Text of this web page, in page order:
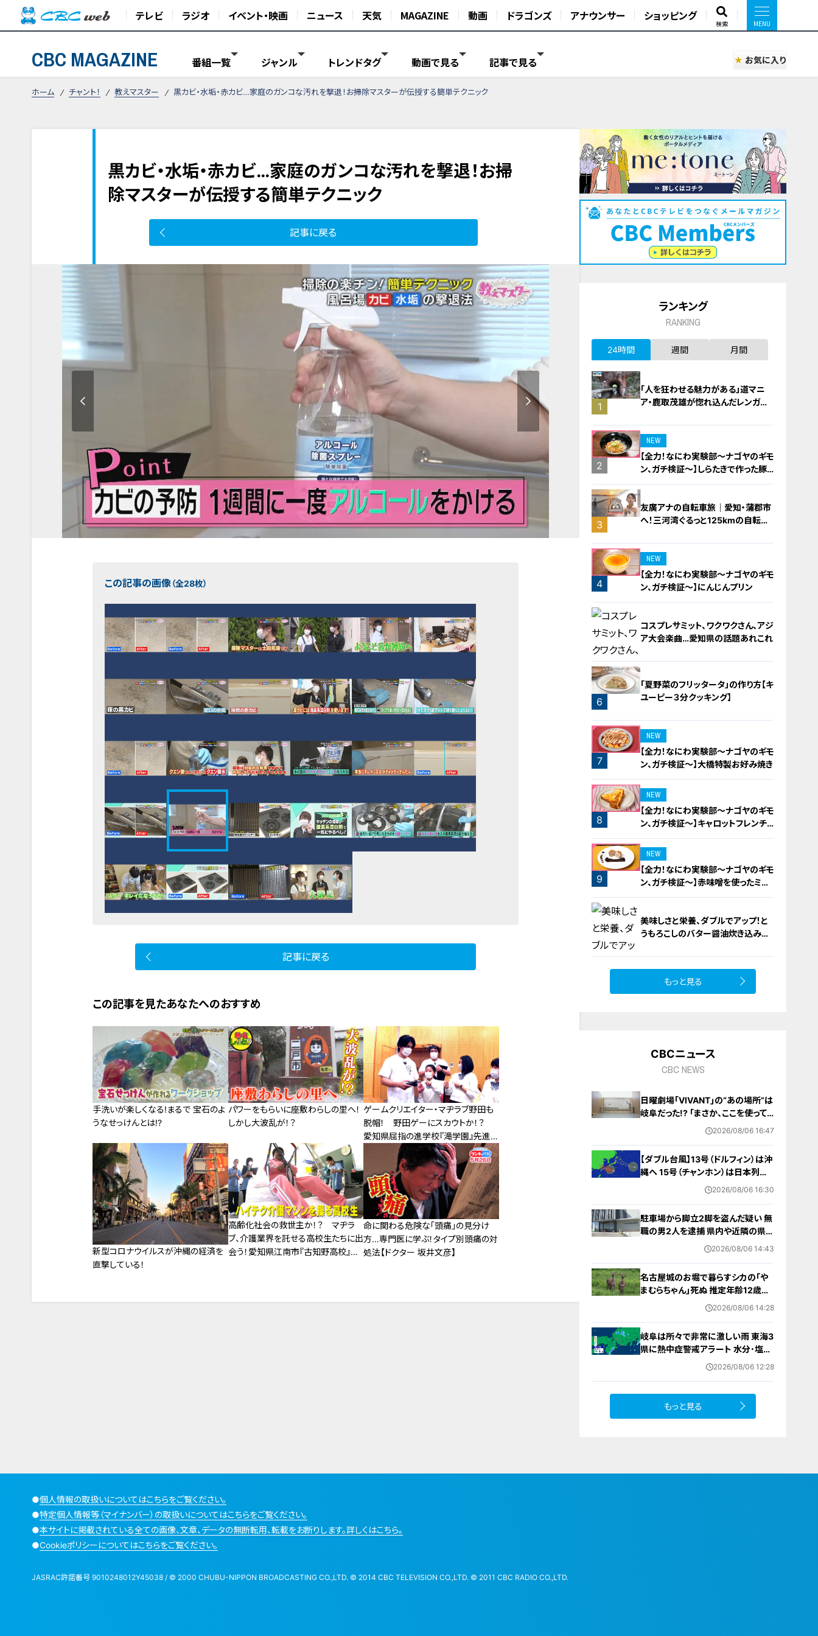
テレビ ラジオ イベント・映画 ニュース 天気 MAGAZINE 動画 ドラゴンズ アナウンサー ショッピング
検索
CBC MAGAZINE 番組一覧 ジャンル トレンドタグ 動画で見る 記事で見る お気に入り
ホーム チャント！ 教えマスター 黒カビ・水垢・赤カビ…家庭のガンコな汚れを撃退！お掃除マスターが伝授する簡単テクニック
黒カビ・水垢・赤カビ…家庭のガンコな汚れを撃退！お掃
除マスターが伝授する簡単テクニック
記事に戻る
この記事の画像（全28枚）
記事に戻る
この記事を見たあなたへのおすすめ
手洗いが楽しくなる!まるで 宝石のよ
うなせっけんとは!?
パワーをもらいに座敷わらしの里へ！
しかし大波乱が！？
ゲームクリエイター・マヂラブ野田も
脱帽！ 野田ゲーにスカウトか！？
愛知県屈指の進学校『滝学園』先進
技術研究部にマヂラブが向かった！
新型コロナウイルスが沖縄の経済を
直撃している！
高齢化社会の救世主か！？ マヂラ
ブ、介護業界を託せる高校生たちに出
会う！愛知県江南市『古知野高校』福
命に関わる危険な「頭痛」の見分け
方…専門医に学ぶ！タイプ別頭痛の対
処法【ドクター 坂井文彦】
ランキング
RANKING
24時間 週間 月間
1
「人を狂わせる魅力がある」道マニ
ア・鹿取茂雄が惚れ込んだレンガの
2
NEW
【全力！なにわ実験部～ナゴヤのギモ
ン、ガチ検証～】しらたきで作った豚
バラミンチの油そば
3
友廣アナの自転車旅｜愛知・蒲郡市
へ！三河湾ぐるっと125kmの自転車
4
NEW
【全力！なにわ実験部～ナゴヤのギモ
ン、ガチ検証～】にんじんプリン
5
コスプレサミット、ワクワクさん、アジ
ア大会楽曲…愛知県の話題あれこれ
6
「夏野菜のフリッタータ」の作り方【キ
ユーピー３分クッキング】
7
NEW
【全力！なにわ実験部～ナゴヤのギモ
ン、ガチ検証～】大橋特製お好み焼き
8
NEW
【全力！なにわ実験部～ナゴヤのギモ
ン、ガチ検証～】キャロットフレンチ
ロースト
9
NEW
【全力！なにわ実験部～ナゴヤのギモ
ン、ガチ検証～】赤味噌を使ったミル
フィーユ味噌トンカツ
美味しさと栄養、ダブルでアップ！と
うもろこしのバター醤油炊き込みご
もっと見る
CBCニュース
CBC NEWS
日曜劇場｢VIVANT｣の“あの場所”は
岐阜だった!? ｢まさか、ここを使って
いるとは…｣ ロケ地にはファンの姿
2026/08/06 16:47
【ダブル台風】13号（ドルフィン）は沖
縄へ 15号（チャンホン）は日本列島
接近か その後を追う“雨雲”も日本へ
2026/08/06 16:30
駐車場から脚立2脚を盗んだ疑い 無
職の男2人を逮捕 県内や近隣の県で
相次ぐ窃盗事件との関連は… 愛知
2026/08/06 14:43
名古屋城のお堀で暮らすシカの｢や
まむらちゃん｣死ぬ 推定年齢12歳以
上 7月半ばから体調不良 母親とみら
2026/08/06 14:28
岐阜は所々で非常に激しい雨 東海3
県に熱中症警戒アラート 水分･塩分
補給など対策を 愛知･名古屋･岐阜･
2026/08/06 12:28
もっと見る
●個人情報の取扱いについてはこちらをご覧ください。
●特定個人情報等（マイナンバー）の取扱いについてはこちらをご覧ください。
●本サイトに掲載されている全ての画像、文章、データの無断転用、転載をお断りします。詳しくはこちら。
●Cookieポリシーについてはこちらをご覧ください。
JASRAC許諾番号 9010248012Y45038 / © 2000 CHUBU-NIPPON BROADCASTING CO.,LTD. © 2014 CBC TELEVISION CO.,LTD. © 2011 CBC RADIO CO.,LTD.